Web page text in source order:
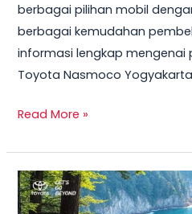
berbagai pilihan mobil
berbagai kemudahan
informasi lengkap mengenai
Toyota Nasmoco
Mobil
2025
Read More »
Promo
Toyota